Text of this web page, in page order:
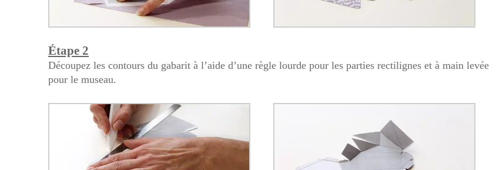
Étape 2
Découpez les contours du gabarit à l’aide d’une règle lourde pour les parties rectilignes et à main levée
pour le museau.